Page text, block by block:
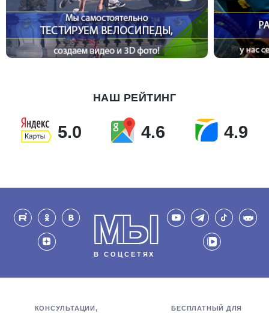
НАШ РЕЙТИНГ
5.0 4.6 4.9
МЫ
В СОЦСЕТЯХ
КОНСУЛЬТАЦИИ, БЕСПЛАТНЫЙ ДЛЯ